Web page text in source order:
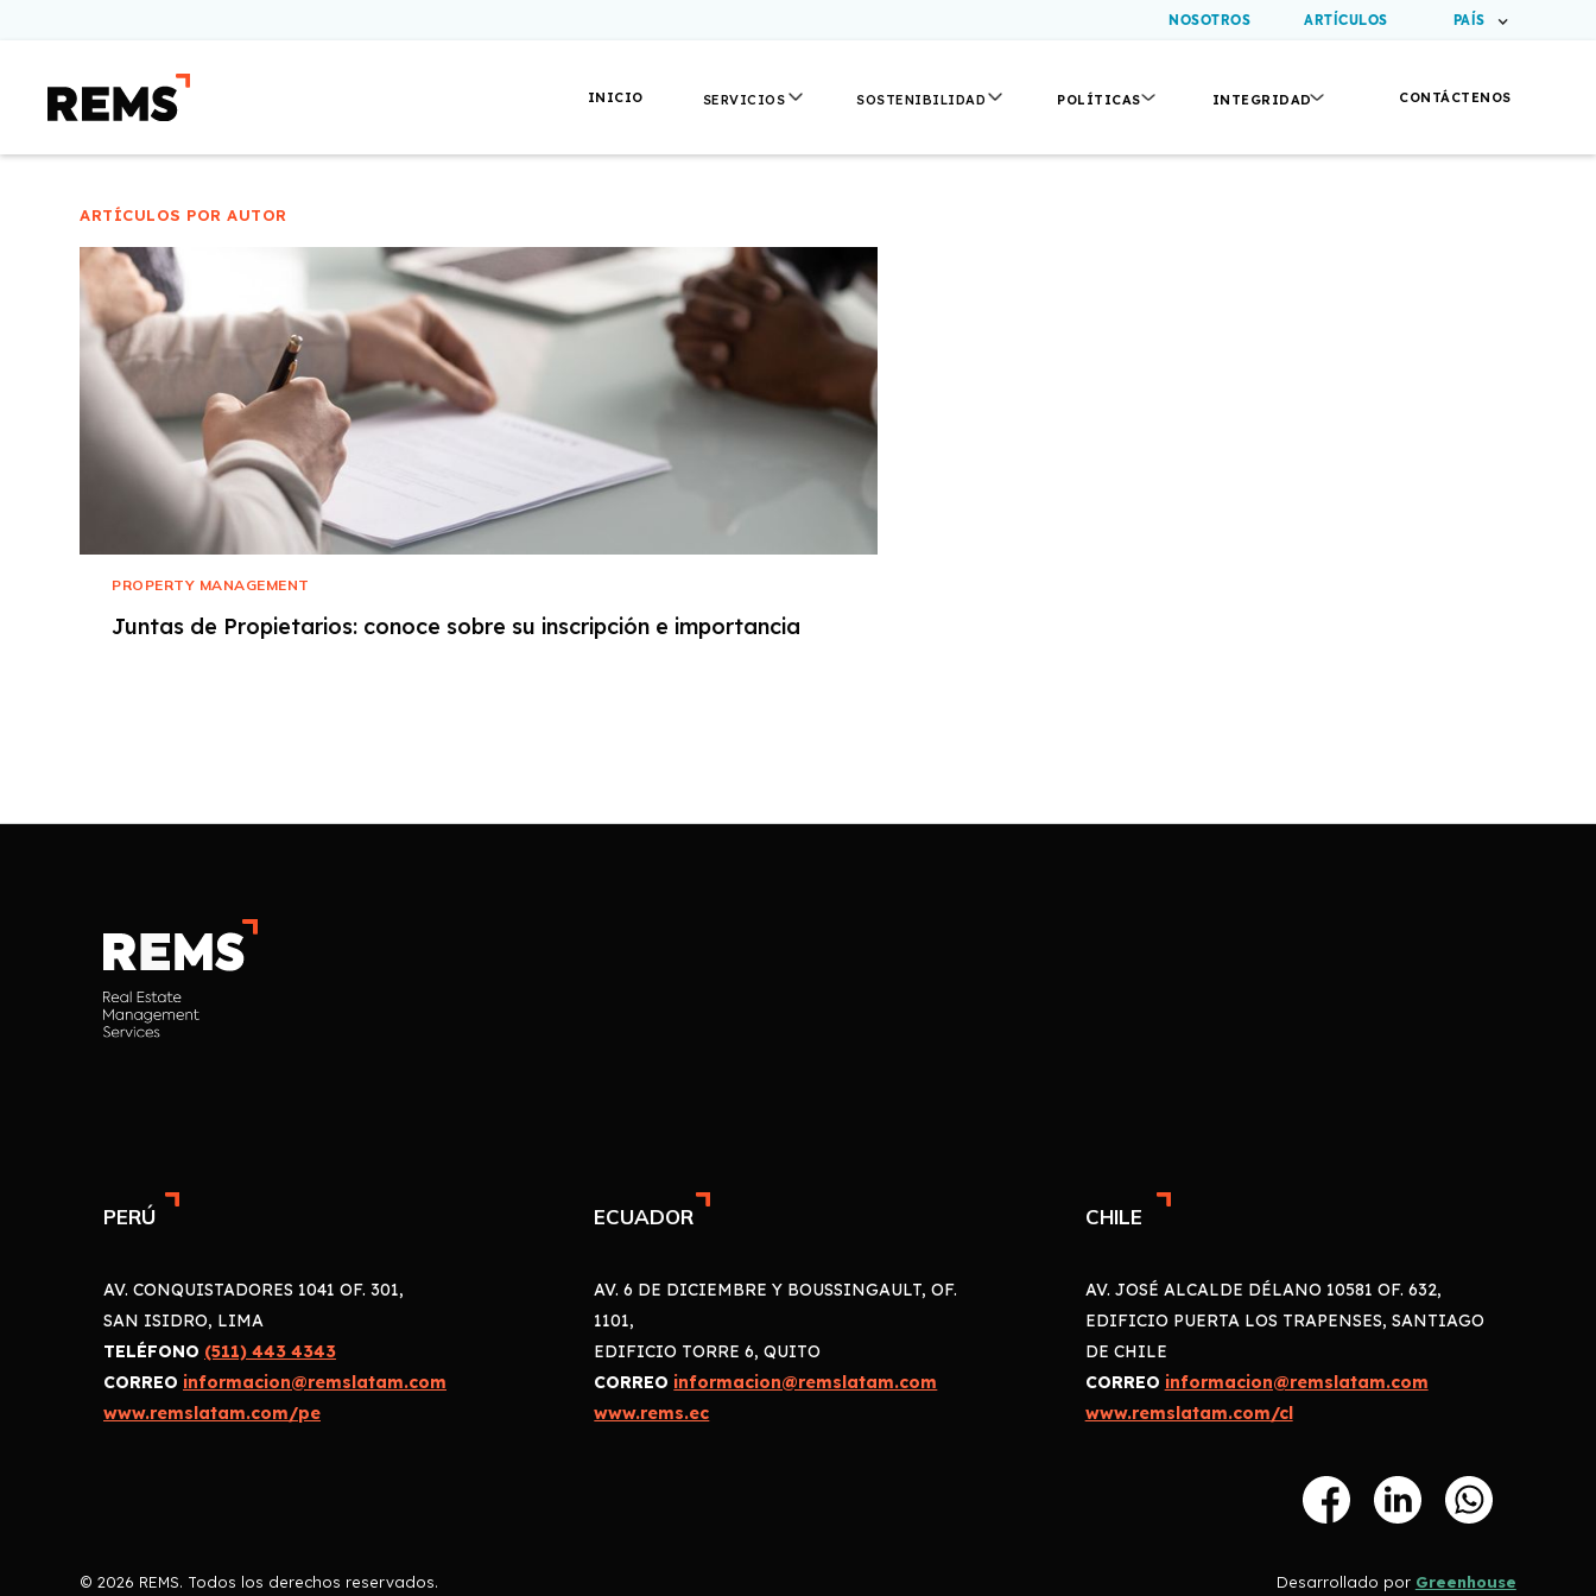
NOSOTROS ARTÍCULOS PAÍS
INICIO SERVICIOS SOSTENIBILIDAD POLÍTICAS INTEGRIDAD CONTÁCTENOS
ARTÍCULOS POR AUTOR
PROPERTY MANAGEMENT
Juntas de Propietarios: conoce sobre su inscripción e importancia
PERÚ
AV. CONQUISTADORES 1041 OF. 301,
SAN ISIDRO, LIMA
TELÉFONO (511) 443 4343
CORREO informacion@remslatam.com
www.remslatam.com/pe
ECUADOR
AV. 6 DE DICIEMBRE Y BOUSSINGAULT, OF.
1101,
EDIFICIO TORRE 6, QUITO
CORREO informacion@remslatam.com
www.rems.ec
CHILE
AV. JOSÉ ALCALDE DÉLANO 10581 OF. 632,
EDIFICIO PUERTA LOS TRAPENSES, SANTIAGO
DE CHILE
CORREO informacion@remslatam.com
www.remslatam.com/cl
© 2026 REMS. Todos los derechos reservados. Desarrollado por Greenhouse